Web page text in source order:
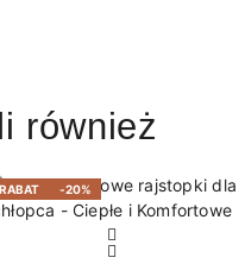
również
RABAT -20%